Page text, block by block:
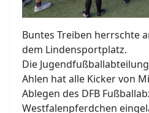
Buntes Treiben herrschte
dem Lindensportplatz.
Die
Ahlen hat alle Kicker von
Ablegen des DFB
Westfalenpferdchen